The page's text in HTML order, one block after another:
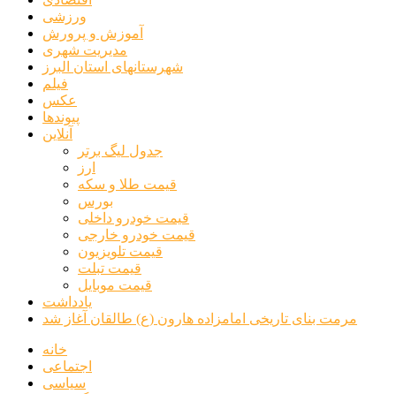
ورزشی
آموزش و پرورش
مدیریت شهری
شهرستانهای استان البرز
فیلم
عکس
پیوندها
آنلاین
جدول لیگ برتر
ارز
قیمت طلا و سکه
بورس
قیمت خودرو داخلی
قیمت خودرو خارجی
قیمت تلویزیون
قیمت تبلت
قیمت موبایل
یادداشت
مرمت بنای تاریخی امامزاده هارون (ع) طالقان آغاز شد
خانه
اجتماعی
سیاسی